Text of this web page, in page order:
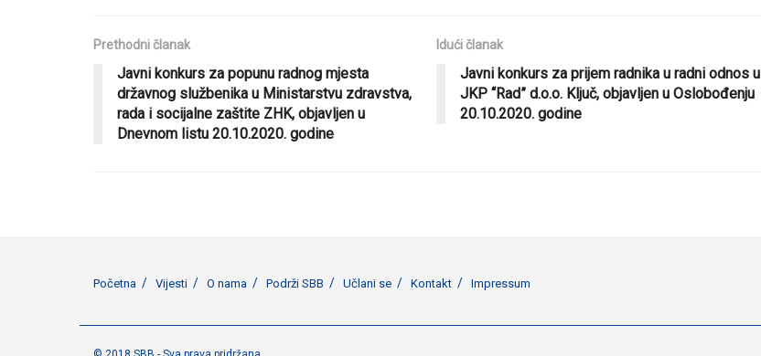
Prethodni članak
Javni konkurs za popunu radnog mjesta
državnog službenika u Ministarstvu zdravstva,
rada i socijalne zaštite ZHK, objavljen u
Dnevnom listu 20.10.2020. godine
Idući članak
Javni konkurs za prijem radnika u radni odnos u
JKP “Rad” d.o.o. Ključ, objavljen u Oslobođenju
20.10.2020. godine
Početna Vijesti O nama Podrži SBB Učlani se Kontakt Impressum